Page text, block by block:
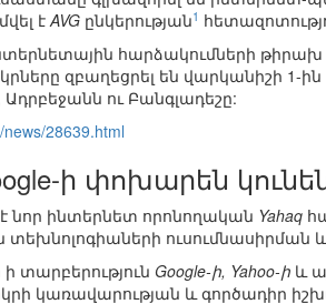
էAVG ընկերության1
հարձակումների թիրախ
զբաղեցրել են վարկանիշի 1-
ու Բանգլադեշը:
28639.html
ի փոխարեն
նոր ինտերնետ որոնողական Yahaq
տեխնոլոգիաների
տարբերություն Google-ի, Yahoo-ի և
կառավարության և գործադիր